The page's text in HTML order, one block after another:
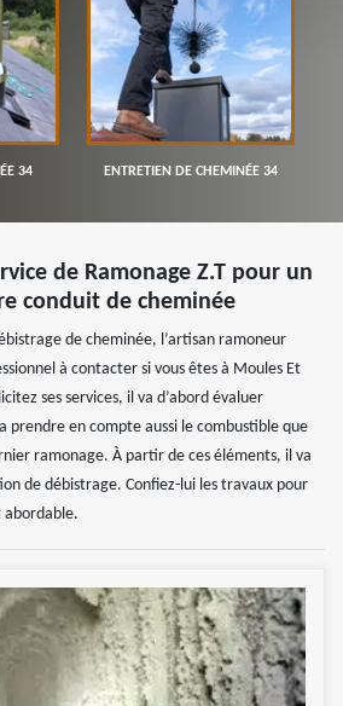
34 ENTRETIEN DE CHEMINÉE 34
de Ramonage Z.T pour un
conduit de cheminée
de cheminée, l’artisan ramoneur
à contacter si vous êtes à Moules Et
ses services, il va d’abord évaluer
prendre en compte aussi le combustible que
ramonage. À partir de ces éléments, il va
de débistrage. Confiez-lui les travaux pour
abordable.